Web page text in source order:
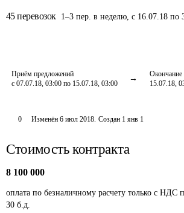
45 перевозок 1–3 пер. в неделю, с 16.07.18 по
Приём предложений
с 07.07.18, 03:00 по 15.07.18, 03:00
Окончание
15.07.18,
0 Изменён 6 июл 2018. Создан 1 янв 1
Стоимость контракта
8 100 000
оплата по безналичному расчету только с
30 б.д.